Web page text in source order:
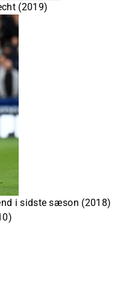
(2019)
i sidste sæson (2018)